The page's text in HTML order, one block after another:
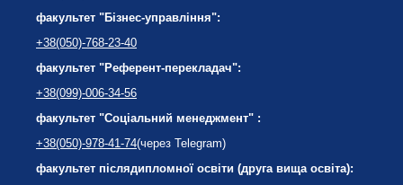
факультет "Бізнес-управління":
+38(050)-768-23-40
факультет "Референт-перекладач":
+38(099)-006-34-56
факультет "Соціальний менеджмент" :
+38(050)-978-41-74(через Telegram)
факультет післядипломної освіти (друга вища освіта):